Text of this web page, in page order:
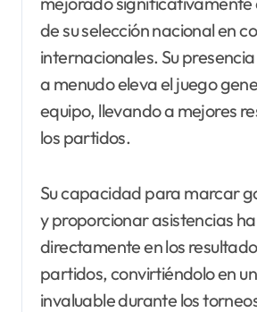
de su selección nacional en
internacionales. Su
a menudo eleva el juego
equipo, llevando a mejores
los partidos.
Su capacidad para marcar
y proporcionar asistencias
directamente en los
partidos, convirtiéndolo en
invaluable durante los